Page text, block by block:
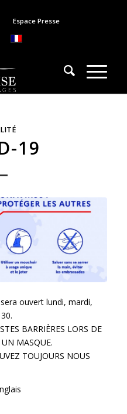
Espace Presse
19
ouvert lundi, mardi,
BARRIÈRES LORS DE
MASQUE.
TOUJOURS NOUS